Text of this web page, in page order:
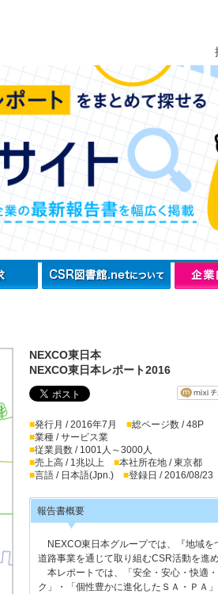
NEXCO東日本
NEXCO東日本レポート2016
■発行月 / 2016年7月 ■総ページ数 / 48P
■業種 / サービス業
■従業員数 / 1001人～3000人
■売上高 / 1兆以上 ■本社所在地 / 東京都
■言語 / 日本語(Jpn.) ■登録日 / 2016/08/23
報告書概要
NEXCO東日本グループでは、『地域を
道路事業を通じて取り組むCSR活動を進め
本レポートでは、「安全・安心・快適
ク」・「個性豊かに進化したＳＡ・ＰＡ